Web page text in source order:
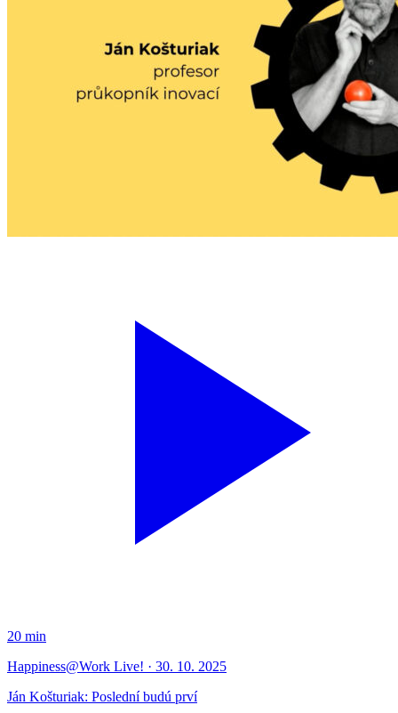
20 min
Happiness@Work Live! · 30. 10. 2025
Ján Košturiak: Poslední budú prví